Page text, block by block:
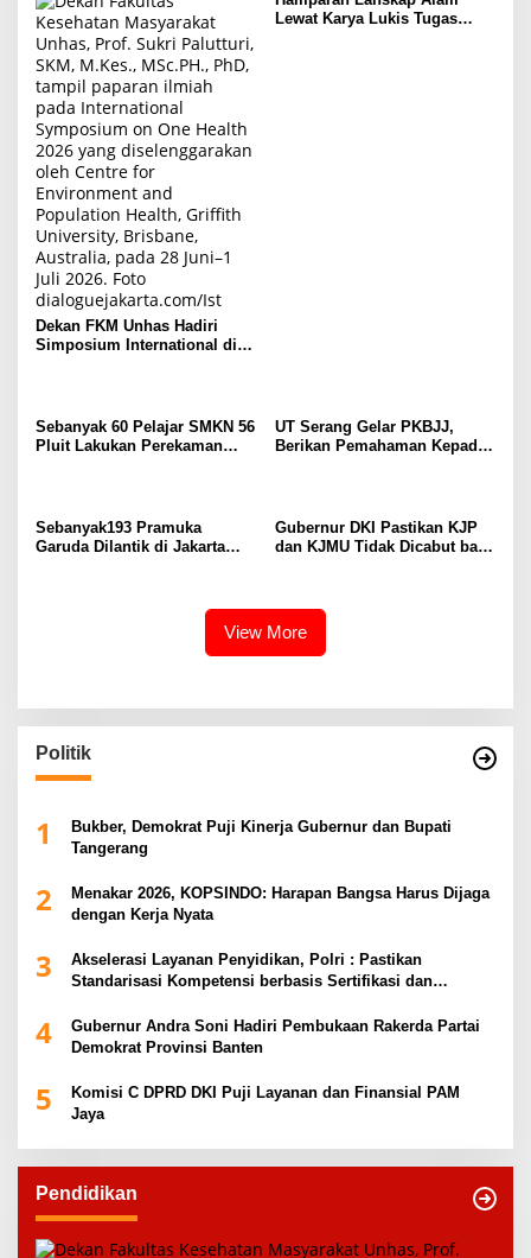
Dekan FKM Unhas Hadiri
Simposium International di
Lewat Karya Lukis Tugas
Sebanyak 60 Pelajar SMKN 56
Pluit Lakukan Perekaman
UT Serang Gelar PKBJJ,
Berikan Pemahaman Kepada
Sebanyak193 Pramuka
Garuda Dilantik di Jakarta
Gubernur DKI Pastikan KJP
dan KJMU Tidak Dicabut bagi
View More
Politik
1
Bukber, Demokrat Puji Kinerja Gubernur dan Bupati
Tangerang
2
Menakar 2026, KOPSINDO: Harapan Bangsa Harus Dijaga
dengan Kerja Nyata
3
Akselerasi Layanan Penyidikan, Polri : Pastikan
Standarisasi Kompetensi berbasis Sertifikasi dan
4
Gubernur Andra Soni Hadiri Pembukaan Rakerda Partai
Demokrat Provinsi Banten
5
Komisi C DPRD DKI Puji Layanan dan Finansial PAM
Jaya
Pendidikan